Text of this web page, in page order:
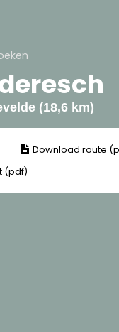
(18,6 km)
Download route
(pdf)